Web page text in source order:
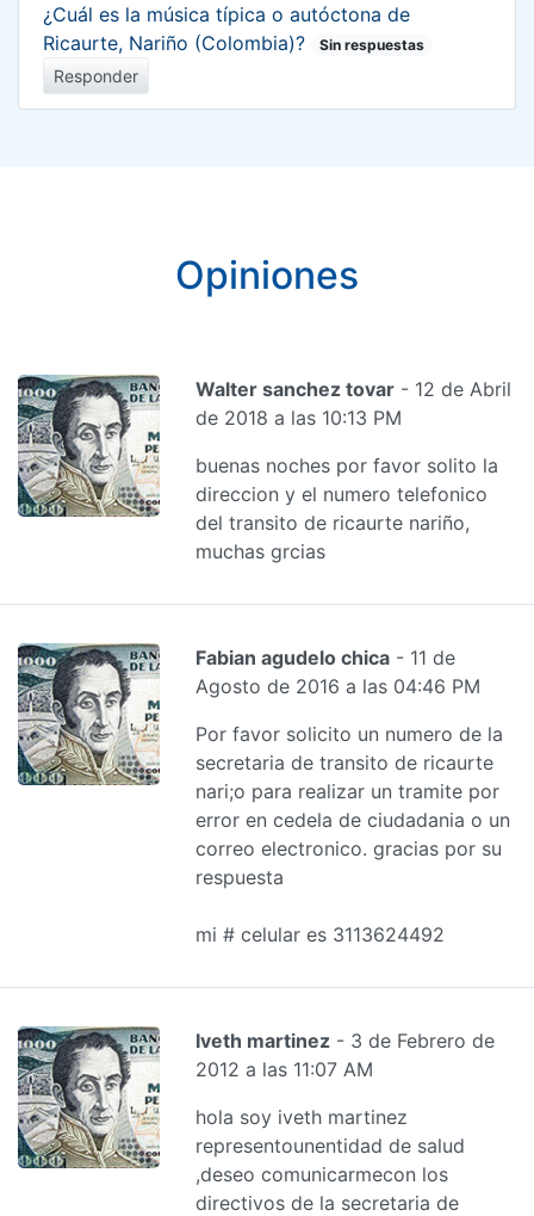
¿Cuál es la música típica o autóctona de
Ricaurte, Nariño (Colombia)?
Sin respuestas
Responder
Opiniones
Walter sanchez tovar - 12 de Abril
de 2018 a las 10:13 PM
buenas noches por favor solito la
direccion y el numero telefonico
del transito de ricaurte nariño,
muchas grcias
Fabian agudelo chica - 11 de
Agosto de 2016 a las 04:46 PM
Por favor solicito un numero de la
secretaria de transito de ricaurte
nari;o para realizar un tramite por
error en cedela de ciudadania o un
correo electronico. gracias por su
respuesta
mi # celular es 3113624492
Iveth martinez - 3 de Febrero de
2012 a las 11:07 AM
hola soy iveth martinez
representounentidad de salud
,deseo comunicarmecon los
directivos de la secretaria de